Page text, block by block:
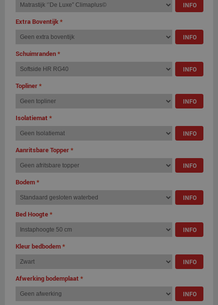
INFO
Extra Boventijk*
INFO
Schuimranden*
INFO
Topliner*
INFO
Isolatiemat *
INFO
Aanritsbare Topper*
INFO
Bodem*
INFO
Bed Hoogte*
INFO
Kleur bedbodem*
INFO
Afwerking bodemplaat *
INFO